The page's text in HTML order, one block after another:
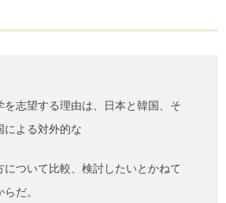
を志望する理由は、日本と韓国、そ
による対外的な
について比較、検討したいとかねて
だ。